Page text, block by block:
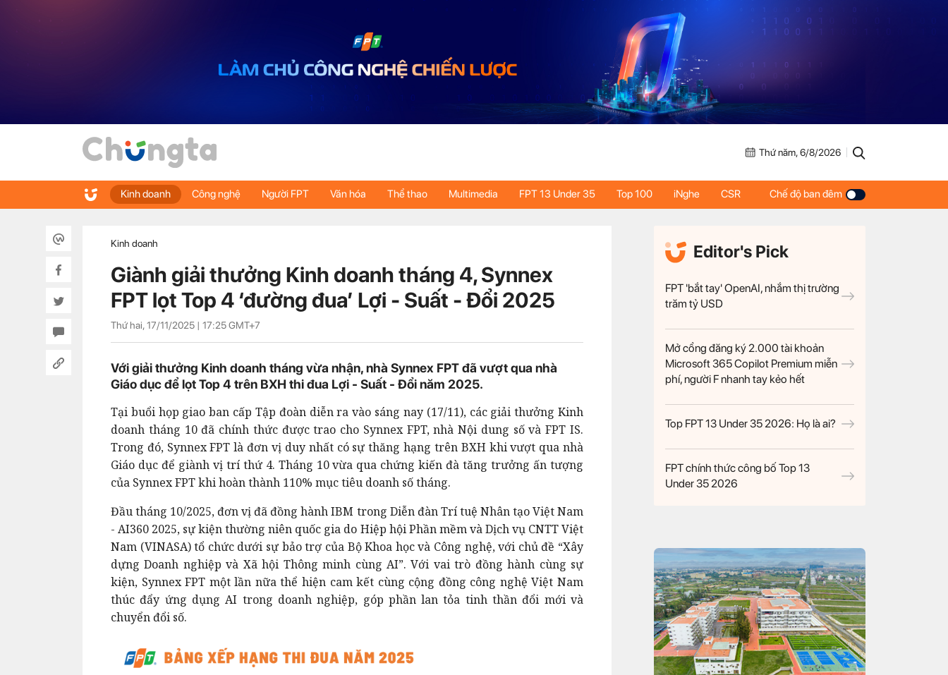
Thứ năm, 6/8/2026
Kinh doanh Công nghệ Người FPT Văn hóa Thể thao Multimedia FPT 13 Under 35 Top 100 iNghe CSR Chế độ ban đêm
Kinh doanh
Giành giải thưởng Kinh doanh tháng 4, Synnex
FPT lọt Top 4 ‘đường đua’ Lợi - Suất - Đổi 2025
Thứ hai, 17/11/2025 | 17:25GMT+7
Với giải thưởng Kinh doanh tháng vừa nhận, nhà Synnex FPT đã vượt qua nhà
Giáo dục để lọt Top 4 trên BXH thi đua Lợi - Suất - Đổi năm 2025.
Tại buổi họp giao ban cấp Tập đoàn diễn ra vào sáng nay (17/11), các giải thưởng Kinh
doanh tháng 10 đã chính thức được trao cho Synnex FPT, nhà Nội dung số và FPT IS.
Trong đó, Synnex FPT là đơn vị duy nhất có sự thăng hạng trên BXH khi vượt qua nhà
Giáo dục để giành vị trí thứ 4. Tháng 10 vừa qua chứng kiến đà tăng trưởng ấn tượng
của Synnex FPT khi hoàn thành 110% mục tiêu doanh số tháng.
Đầu tháng 10/2025, đơn vị đã đồng hành IBM trong Diễn đàn Trí tuệ Nhân tạo Việt Nam
- AI360 2025, sự kiện thường niên quốc gia do Hiệp hội Phần mềm và Dịch vụ CNTT Việt
Nam (VINASA) tổ chức dưới sự bảo trợ của Bộ Khoa học và Công nghệ, với chủ đề “Xây
dựng Doanh nghiệp và Xã hội Thông minh cùng AI”. Với vai trò đồng hành cùng sự
kiện, Synnex FPT một lần nữa thể hiện cam kết cùng cộng đồng công nghệ Việt Nam
thúc đẩy ứng dụng AI trong doanh nghiệp, góp phần lan tỏa tinh thần đổi mới và
chuyển đổi số.
Editor's Pick
FPT 'bắt tay' OpenAI, nhắm thị trường
trăm tỷ USD
Mở cổng đăng ký 2.000 tài khoản
Microsoft 365 Copilot Premium miễn
phí, người F nhanh tay kẻo hết
Top FPT 13 Under 35 2026: Họ là ai?
FPT chính thức công bố Top 13
Under 35 2026